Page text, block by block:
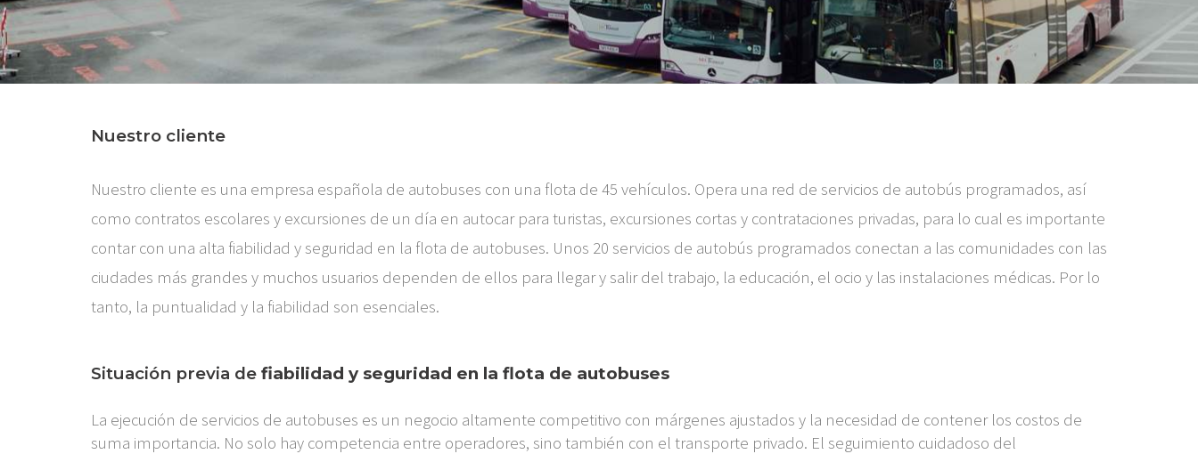
Nuestro cliente
Nuestro cliente es una empresa española de autobuses con una flota de 45 vehículos. Opera una red de servicios de autobús programados, así
como contratos escolares y excursiones de un día en autocar para turistas, excursiones cortas y contrataciones privadas, para lo cual es importante
contar con una alta fiabilidad y seguridad en la flota de autobuses. Unos 20 servicios de autobús programados conectan a las comunidades con las
ciudades más grandes y muchos usuarios dependen de ellos para llegar y salir del trabajo, la educación, el ocio y las instalaciones médicas. Por lo
tanto, la puntualidad y la fiabilidad son esenciales.
Situación previa de fiabilidad y seguridad en la flota de autobuses
La ejecución de servicios de autobuses es un negocio altamente competitivo con márgenes ajustados y la necesidad de contener los costos de
suma importancia. No solo hay competencia entre operadores, sino también con el transporte privado. El seguimiento cuidadoso del